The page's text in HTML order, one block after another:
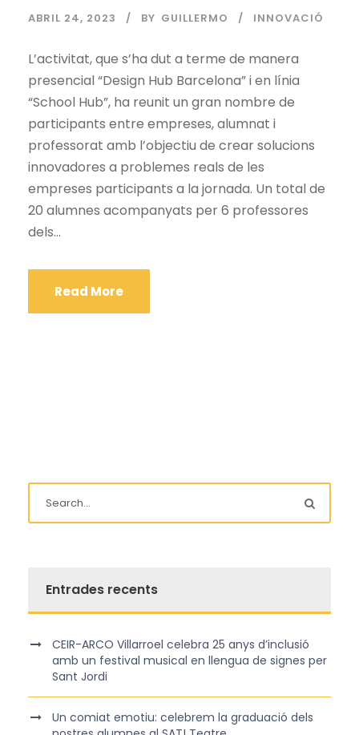
ABRIL 24, 2023 BY GUILLERMO INNOVACIÓ
L’activitat, que s’ha dut a terme de manera
presencial “Design Hub Barcelona” i en línia
“School Hub”, ha reunit un gran nombre de
participants entre empreses, alumnat i
professorat amb l’objectiu de crear solucions
innovadores a problemes reals de les
empreses participants a la jornada. Un total de
20 alumnes acompanyats per 6 professores
dels...
Read More
Entrades recents
CEIR-ARCO Villarroel celebra 25 anys d’inclusió
amb un festival musical en llengua de signes per
Sant Jordi
Un comiat emotiu: celebrem la graduació dels